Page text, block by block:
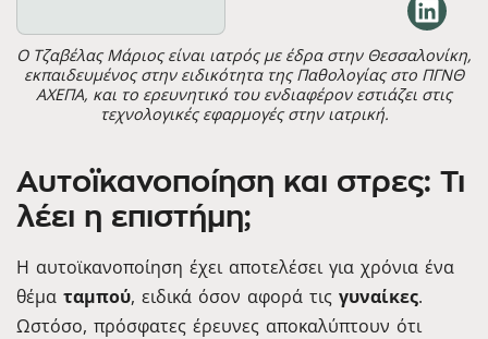
Ο Τζαβέλας Μάριος είναι ιατρός με έδρα στην Θεσσαλονίκη,
εκπαιδευμένος στην ειδικότητα της Παθολογίας στο ΠΓΝΘ
ΑΧΕΠΑ, και το ερευνητικό του ενδιαφέρον εστιάζει στις
τεχνολογικές εφαρμογές στην ιατρική.
Αυτοϊκανοποίηση και στρες: Τι
λέει η επιστήμη;
Η αυτοϊκανοποίηση έχει αποτελέσει για χρόνια ένα
θέμα ταμπού, ειδικά όσον αφορά τις γυναίκες.
Ωστόσο, πρόσφατες έρευνες αποκαλύπτουν ότι